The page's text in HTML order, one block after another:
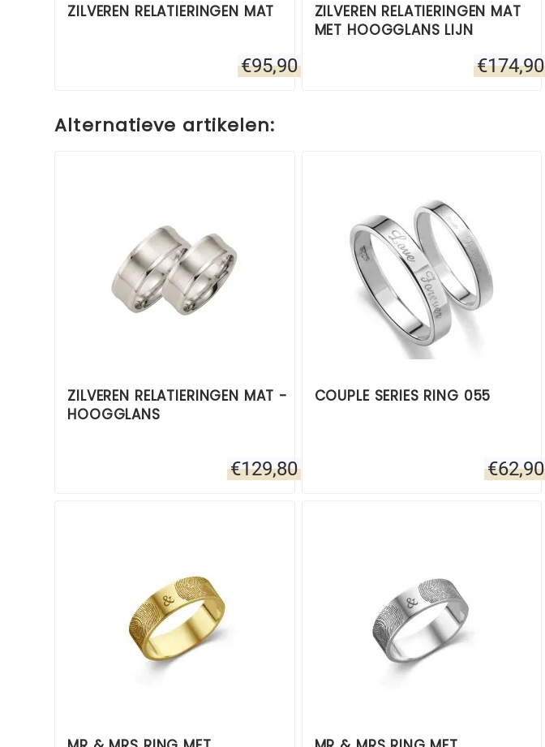
ZILVEREN RELATIERINGEN MAT
€95,90
ZILVEREN RELATIERINGEN MAT
MET HOOGGLANS LIJN
€174,90
Alternatieve artikelen:
ZILVEREN RELATIERINGEN MAT -
HOOGGLANS
€129,80
COUPLE SERIES RING 055
€62,90